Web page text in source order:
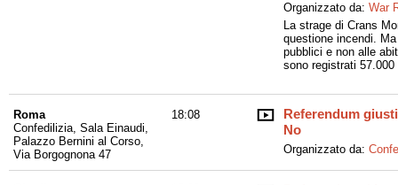
Organizzato da: War
La strage di Crans
questione incendi.
pubblici e non alle
sono registrati
Roma
Confedilizia, Sala Einaudi,
Palazzo Bernini al Corso,
Via Borgognona 47
18:08
Referendum
No
Organizzato da: